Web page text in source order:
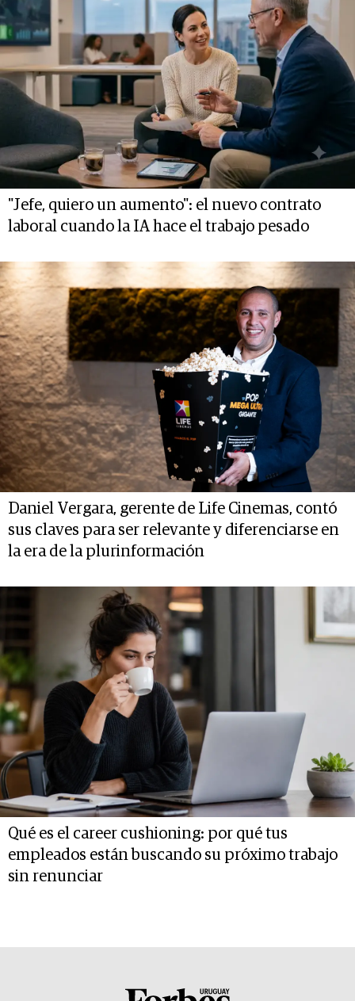
"Jefe, quiero un aumento": el nuevo contrato
laboral cuando la IA hace el trabajo pesado
Daniel Vergara, gerente de Life Cinemas, contó
sus claves para ser relevante y diferenciarse en
la era de la plurinformación
Qué es el career cushioning: por qué tus
empleados están buscando su próximo trabajo
sin renunciar